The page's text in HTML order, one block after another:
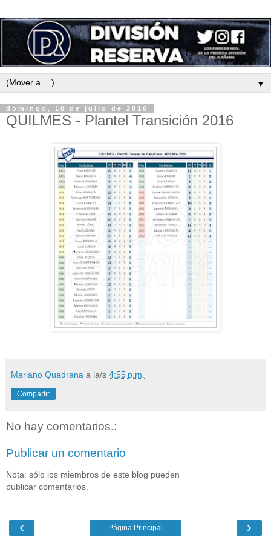
▼
domingo, 10 de julio de 2016
QUILMES - Plantel Transición 2016
Mariano Quadrana a la/s 4:55 p.m.
Compartir
No hay comentarios.:
Publicar un comentario
Nota: sólo los miembros de este blog pueden
publicar comentarios.
‹ ›
Página Principal